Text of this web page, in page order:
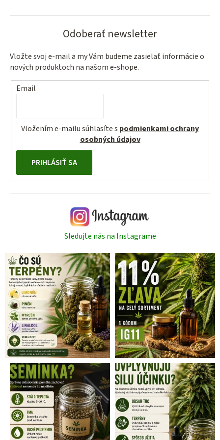
Odoberať newsletter
Vložte svoj e-mail a my Vám budeme zasielať informácie o
nových produktoch na našom e-shope.
Email
Vložením e-mailu súhlasíte s podmienkami ochrany
osobných údajov
PRIHLÁSIŤ SA
Sledujte nás na Instagrame